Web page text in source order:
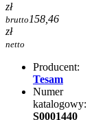
zł
brutto 158,46
zł
netto
Producent:
Tesam
Numer
katalogowy:
S0001440